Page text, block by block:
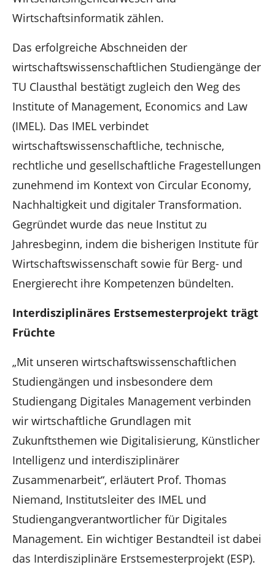
Wirtschaftsinformatik zählen.
Das erfolgreiche Abschneiden der
wirtschaftswissenschaftlichen Studiengänge der
TU Clausthal bestätigt zugleich den Weg des
Institute of Management, Economics and Law
(IMEL). Das IMEL verbindet
wirtschaftswissenschaftliche, technische,
rechtliche und gesellschaftliche Fragestellungen
zunehmend im Kontext von Circular Economy,
Nachhaltigkeit und digitaler Transformation.
Gegründet wurde das neue Institut zu
Jahresbeginn, indem die bisherigen Institute für
Wirtschaftswissenschaft sowie für Berg- und
Energierecht ihre Kompetenzen bündelten.
Interdisziplinäres Erstsemesterprojekt trägt
Früchte
„Mit unseren wirtschaftswissenschaftlichen
Studiengängen und insbesondere dem
Studiengang Digitales Management verbinden
wir wirtschaftliche Grundlagen mit
Zukunftsthemen wie Digitalisierung, Künstlicher
Intelligenz und interdisziplinärer
Zusammenarbeit“, erläutert Prof. Thomas
Niemand, Institutsleiter des IMEL und
Studiengangverantwortlicher für Digitales
Management. Ein wichtiger Bestandteil ist dabei
das Interdisziplinäre Erstsemesterprojekt (ESP).